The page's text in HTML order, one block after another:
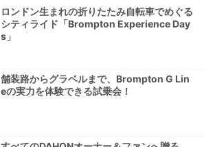
ロンドン生まれの折りたたみ自転車でめぐる
シティライド「Brompton Experience Day
s」
舗装路からグラベルまで、Brompton G Lin
eの実力を体験できる試乗会！